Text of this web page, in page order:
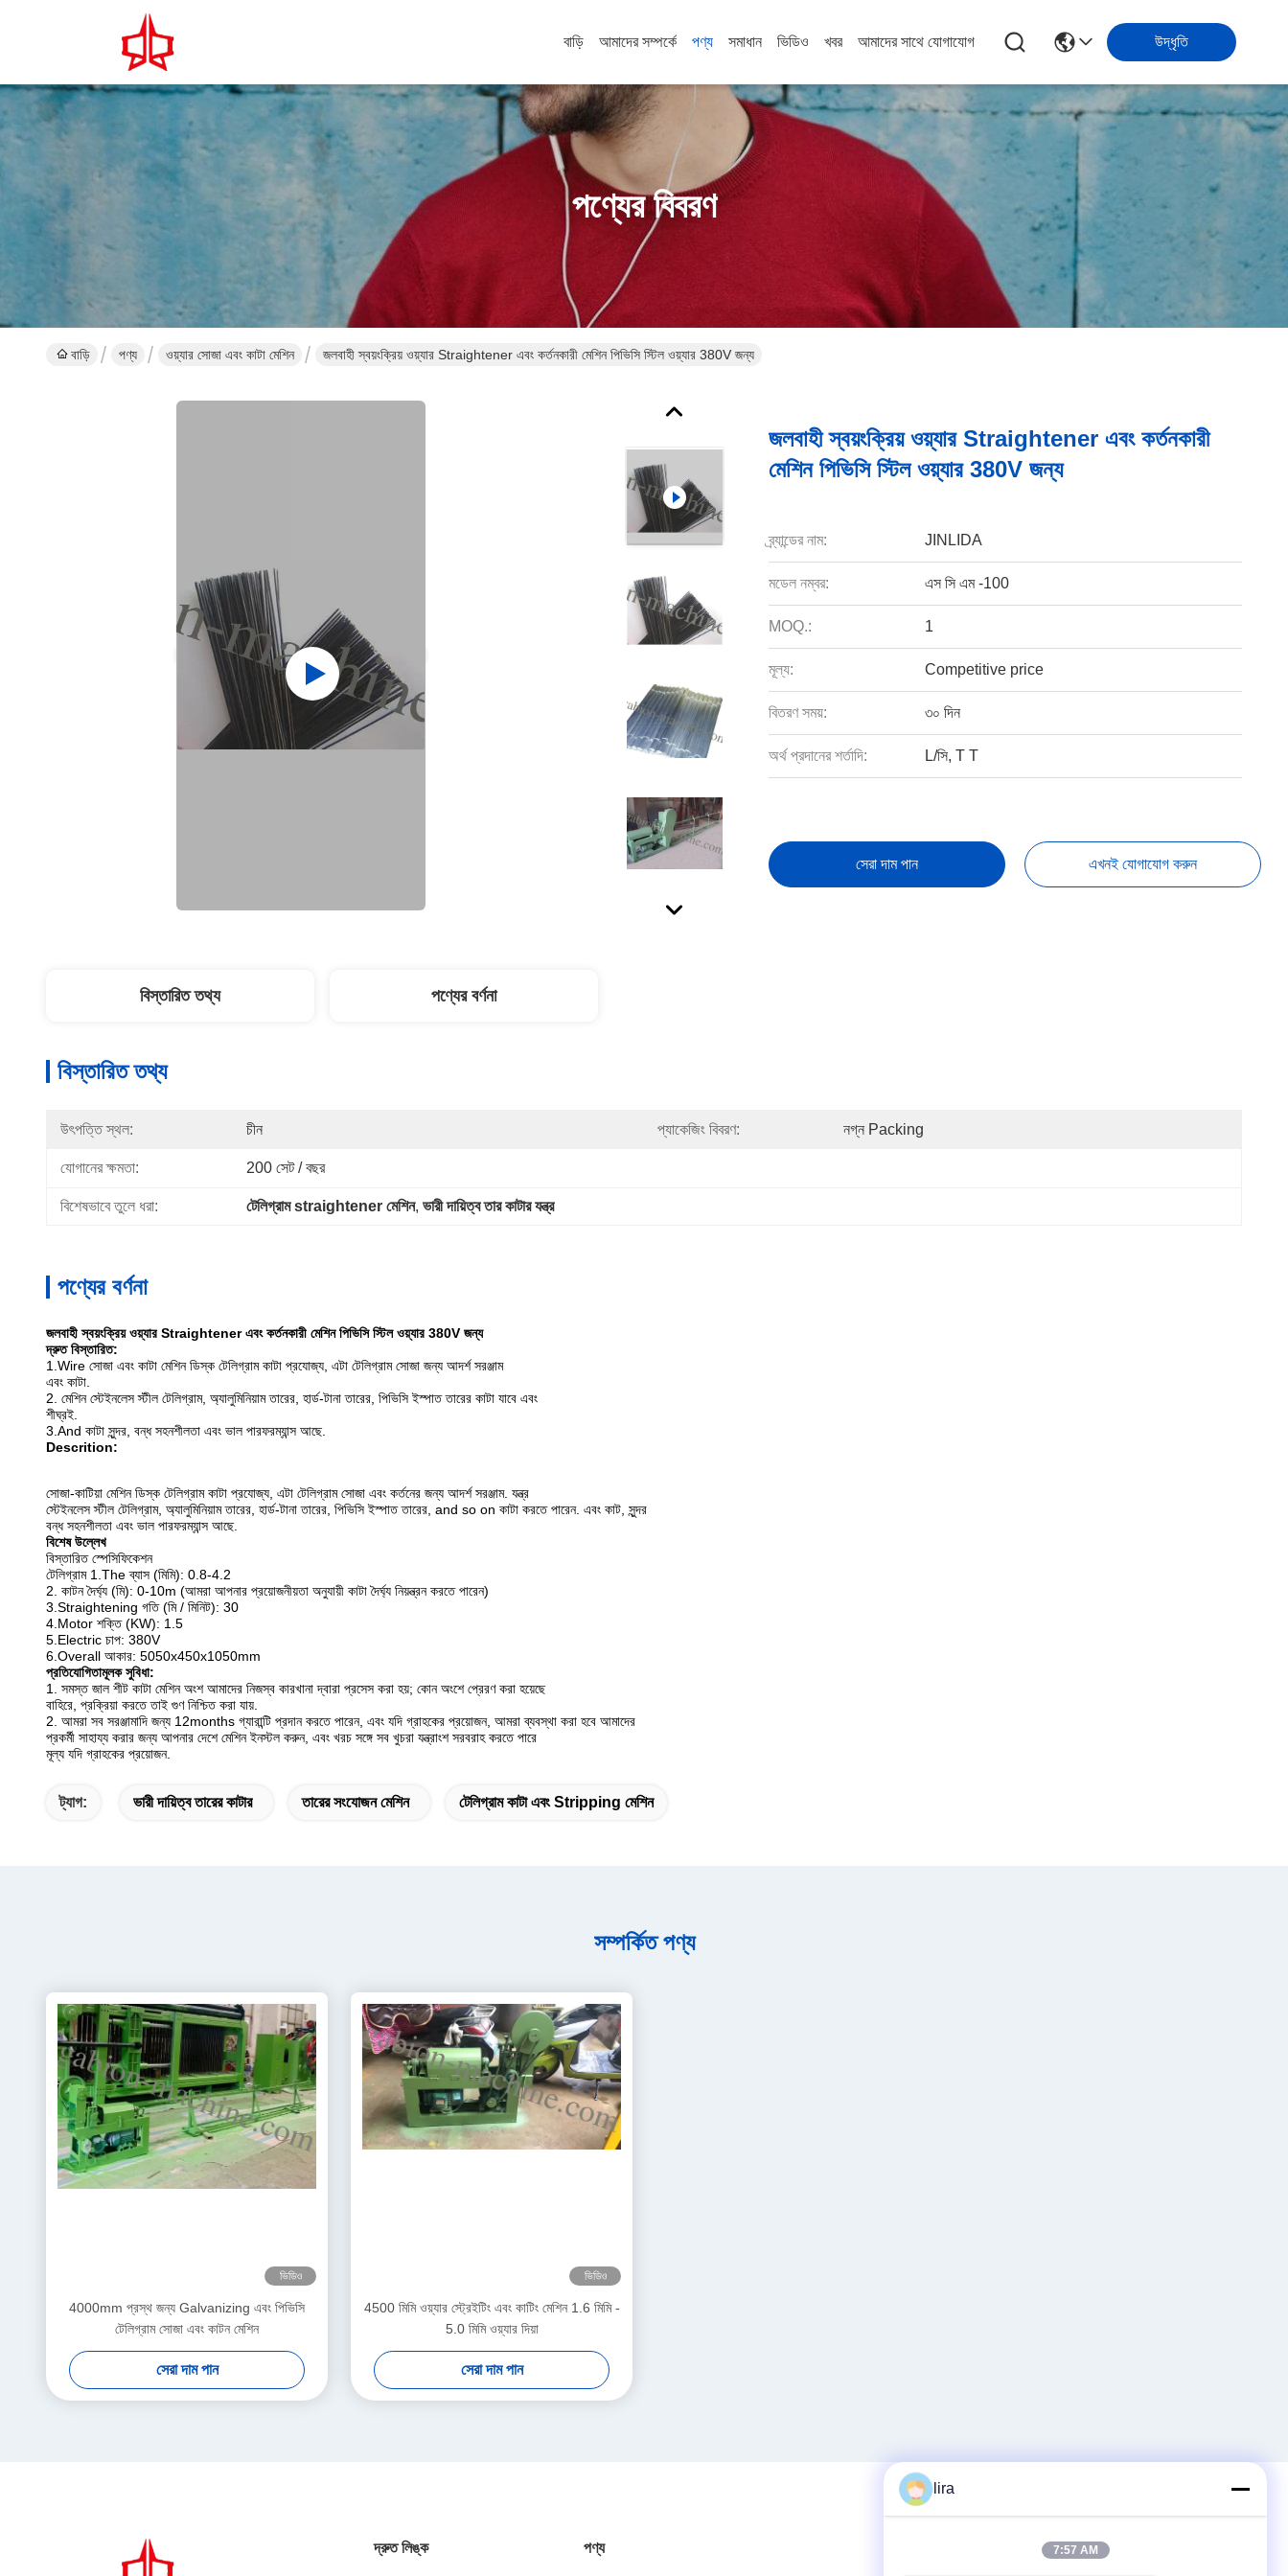
বাড়ি আমাদের সম্পর্কে পণ্য সমাধান ভিডিও খবর আমাদের সাথে যোগাযোগ উদ্ধৃতি
পণ্যের বিবরণ
বাড়ি পণ্য ওয়্যার সোজা এবং কাটা মেশিন জলবাহী স্বয়ংক্রিয় ওয়্যার Straightener এবং কর্তনকারী মেশিন পিভিসি স্টিল ওয়্যার 380V জন্য
জলবাহী স্বয়ংক্রিয় ওয়্যার Straightener এবং কর্তনকারী
মেশিন পিভিসি স্টিল ওয়্যার 380V জন্য
ব্র্যান্ডের নাম: JINLIDA
মডেল নম্বর: এস সি এম -100
MOQ.: 1
মূল্য: Competitive price
বিতরণ সময়: ৩০ দিন
অর্থ প্রদানের শর্তাদি: L/সি, T T
সেরা দাম পান এখনই যোগাযোগ করুন
বিস্তারিত তথ্য পণ্যের বর্ণনা
বিস্তারিত তথ্য
উৎপত্তি স্থল: চীন প্যাকেজিং বিবরণ: নগ্ন Packing
যোগানের ক্ষমতা: 200 সেট / বছর
বিশেষভাবে তুলে ধরা: টেলিগ্রাম straightener মেশিন, ভারী দায়িত্ব তার কাটার যন্ত্র
পণ্যের বর্ণনা
জলবাহী স্বয়ংক্রিয় ওয়্যার Straightener এবং কর্তনকারী মেশিন পিভিসি স্টিল ওয়্যার 380V জন্য
দ্রুত বিস্তারিত:
1.Wire সোজা এবং কাটা মেশিন ডিস্ক টেলিগ্রাম কাটা প্রযোজ্য, এটা টেলিগ্রাম সোজা জন্য আদর্শ সরঞ্জাম
এবং কাটা.
2. মেশিন স্টেইনলেস স্টীল টেলিগ্রাম, অ্যালুমিনিয়াম তারের, হার্ড-টানা তারের, পিভিসি ইস্পাত তারের কাটা যাবে এবং
শীঘ্রই.
3.And কাটা সুন্দর, বন্ধ সহনশীলতা এবং ভাল পারফরম্যান্স আছে.
Descrition:
সোজা-কাটিয়া মেশিন ডিস্ক টেলিগ্রাম কাটা প্রযোজ্য, এটা টেলিগ্রাম সোজা এবং কর্তনের জন্য আদর্শ সরঞ্জাম. যন্ত্র
স্টেইনলেস স্টীল টেলিগ্রাম, অ্যালুমিনিয়াম তারের, হার্ড-টানা তারের, পিভিসি ইস্পাত তারের, and so on কাটা করতে পারেন. এবং কাট, সুন্দর
বন্ধ সহনশীলতা এবং ভাল পারফরম্যান্স আছে.
বিশেষ উল্লেখ
বিস্তারিত স্পেসিফিকেশন
টেলিগ্রাম 1.The ব্যাস (মিমি): 0.8-4.2
2. কাটন দৈর্ঘ্য (মি): 0-10m (আমরা আপনার প্রয়োজনীয়তা অনুযায়ী কাটা দৈর্ঘ্য নিয়ন্ত্রন করতে পারেন)
3.Straightening গতি (মি / মিনিট): 30
4.Motor শক্তি (KW): 1.5
5.Electric চাপ: 380V
6.Overall আকার: 5050x450x1050mm
প্রতিযোগিতামূলক সুবিধা:
1. সমস্ত জাল শীট কাটা মেশিন অংশ আমাদের নিজস্ব কারখানা দ্বারা প্রসেস করা হয়; কোন অংশে প্রেরণ করা হয়েছে
বাহিরে, প্রক্রিয়া করতে তাই গুণ নিশ্চিত করা যায়.
2. আমরা সব সরঞ্জামাদি জন্য 12months গ্যারান্টি প্রদান করতে পারেন, এবং যদি গ্রাহকের প্রয়োজন, আমরা ব্যবস্থা করা হবে আমাদের
প্রকর্মী সাহায্য করার জন্য আপনার দেশে মেশিন ইনস্টল করুন, এবং খরচ সঙ্গে সব খুচরা যন্ত্রাংশ সরবরাহ করতে পারে
মূল্য যদি গ্রাহকের প্রয়োজন.
ট্যাগ: ভারী দায়িত্ব তারের কাটার তারের সংযোজন মেশিন টেলিগ্রাম কাটা এবং Stripping মেশিন
সম্পর্কিত পণ্য
ভিডিও
4000mm প্রস্থ জন্য Galvanizing এবং পিভিসি
টেলিগ্রাম সোজা এবং কাটন মেশিন
সেরা দাম পান
ভিডিও
4500 মিমি ওয়্যার স্ট্রেইটিং এবং কাটিং মেশিন 1.6 মিমি -
5.0 মিমি ওয়্যার দিয়া
সেরা দাম পান
দ্রুত লিঙ্ক পণ্য
lira
7:57 AM